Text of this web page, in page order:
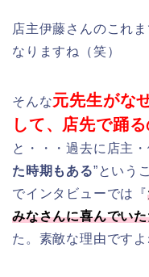
店主伊藤さんのこれ
なりますね（笑）
そんな元先生がな
して、店先で踊る
と・・・過去に店主
た時期もある”という
でインタビューでは『
みなさんに喜んでい
た。素敵な理由ですよ